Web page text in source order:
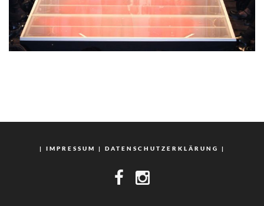
| IMPRESSUM | DATENSCHUTZERKLÄRUNG |